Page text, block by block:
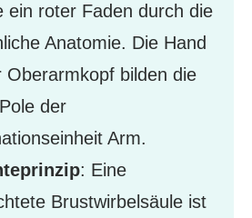
ein roter Faden durch die
Anatomie. Die Hand
Oberarmkopf bilden die
der
Arm.
: Eine
Brustwirbelsäule ist